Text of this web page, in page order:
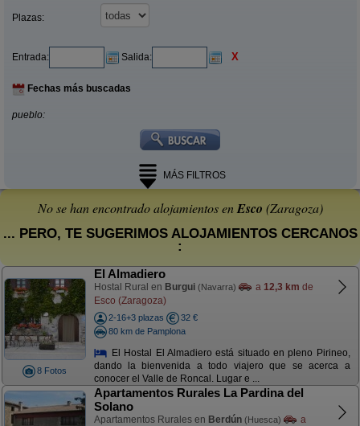
Plazas:
Entrada: Salida: X
Fechas más buscadas
pueblo:
MÁS FILTROS
No se han encontrado alojamientos enEsco (Zaragoza)
... PERO, TE SUGERIMOS ALOJAMIENTOS CERCANOS
:
8 Fotos
El Almadiero
Hostal Rural en Burgui (Navarra) a 12,3 km de
Esco (Zaragoza)
2-16+3 plazas
32 €
80 km de Pamplona
El Hostal El Almadiero está situado en pleno Pirineo,
dando la bienvenida a todo viajero que se acerca a
conocer el Valle de Roncal. Lugar e ...
Apartamentos Rurales La Pardina del
Solano
Apartamentos Rurales en Berdún (Huesca)
a